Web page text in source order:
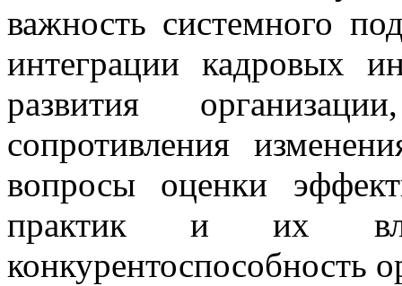
важность системного
интеграции кадровых
развития
сопротивления
вопросы оценки
практик и их
конкурентоспособность